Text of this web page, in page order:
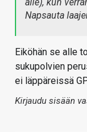
alle), kun
Napsauta
Eiköhän se alle
sukupolvien
ei läppäreissä
Kirjaudu sisään